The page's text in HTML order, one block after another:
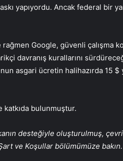
yapıyordu. Ancak federal bir
Google, güvenli çalışma
davranış kurallarını
asgari ücretin halihazırda 15
katkıda bulunmuştur.
desteğiyle oluşturulmuş,
ve Koşullar bölümümüze bakın.